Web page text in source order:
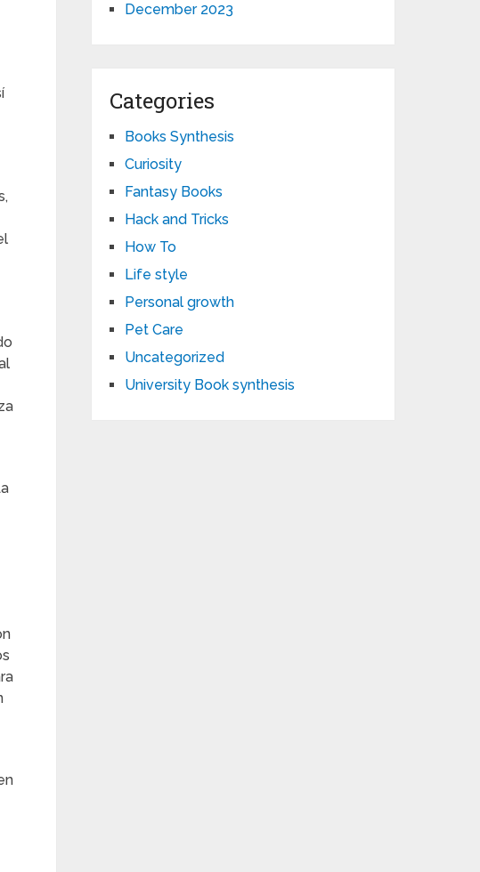
December 2023
Categories
Books Synthesis
Curiosity
Fantasy Books
Hack and Tricks
How To
Life style
Personal growth
Pet Care
Uncategorized
University Book synthesis